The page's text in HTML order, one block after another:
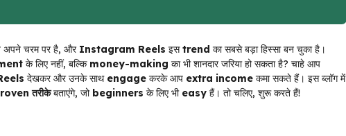
अपने चरम पर है, और Instagram Reels इसtrend का सबसे बड़ा हिस्सा बन चुका है।
के लिए नहीं, बल्कि money-making का भी शानदार जरिया हो सकता है? चाहे आप
देखकर और उनके साथ engage करके आप extra income कमा सकते हैं। इस ब्लॉग में
तरीकेबताएंगे, जो beginners के लिए भी easy हैं। तो चलिए, शुरू करते हैं!